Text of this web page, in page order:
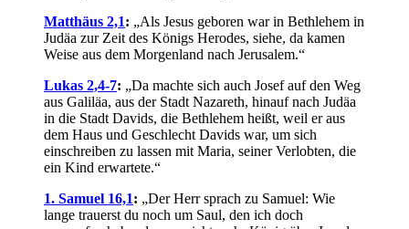
Matthäus 2,1: „Als Jesus geboren war in Bethlehem in
Judäa zur Zeit des Königs Herodes, siehe, da kamen
Weise aus dem Morgenland nach Jerusalem.“
Lukas 2,4-7: „Da machte sich auch Josef auf den Weg
aus Galiläa, aus der Stadt Nazareth, hinauf nach Judäa
in die Stadt Davids, die Bethlehem heißt, weil er aus
dem Haus und Geschlecht Davids war, um sich
einschreiben zu lassen mit Maria, seiner Verlobten, die
ein Kind erwartete.“
1. Samuel 16,1: „Der Herr sprach zu Samuel: Wie
lange trauerst du noch um Saul, den ich doch